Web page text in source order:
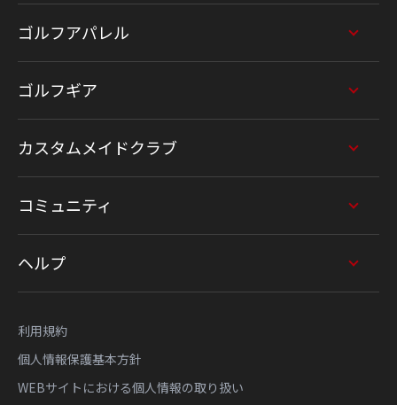
ゴルフアパレル
ゴルフギア
カスタムメイドクラブ
コミュニティ
ヘルプ
利用規約
個人情報保護基本方針
WEBサイトにおける個人情報の取り扱い